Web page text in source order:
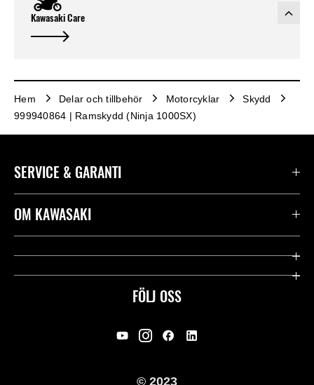
Kawasaki Care
Hem Delar och tillbehör Motorcyklar
Skydd
999940864 | Ramskydd (Ninja 1000SX)
FÖLJ OSS
SERVICE & GARANTI
Kontakta oss
Användbara länkar
Rättsligt & Sekretess
OM KAWASAKI
Företag
© 2023